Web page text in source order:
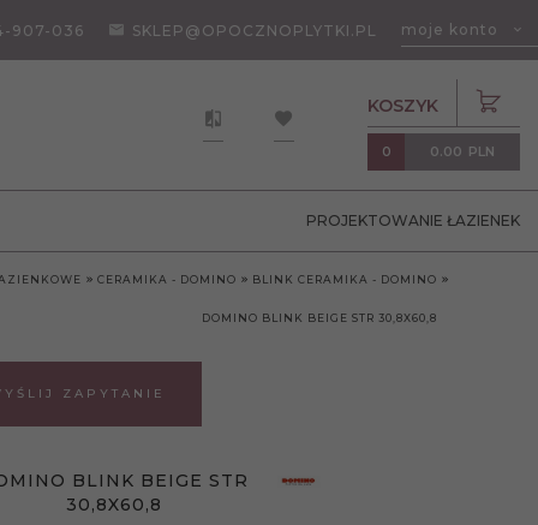
907-036 SKLEP@OPOCZNOPLYTKI.PL moje konto
KOSZYK
0 0.00 PLN
PROJEKTOWANIE ŁAZIENEK
CERAMIKA - DOMINO BLINK CERAMIKA - DOMINO
DOMINO BLINK BEIGE STR 30,8X60,8
ZAPYTANIE
BLINK BEIGE STR
30,8X60,8